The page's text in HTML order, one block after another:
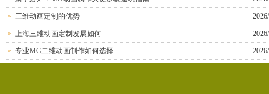
三维动画定制的优势
上海三维动画定制发展如何
专业MG二维动画制作如何选择